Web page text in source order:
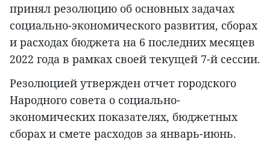
принял резолюцию об основных задачах
социально-экономического развития, сборах
и расходах бюджета на 6 последних месяцев
2022 года в рамках своей текущей 7-й сессии.
Резолюцией утвержден отчет городского
Народного совета о социально-
экономических показателях, бюджетных
сборах и смете расходов за январь-июнь.